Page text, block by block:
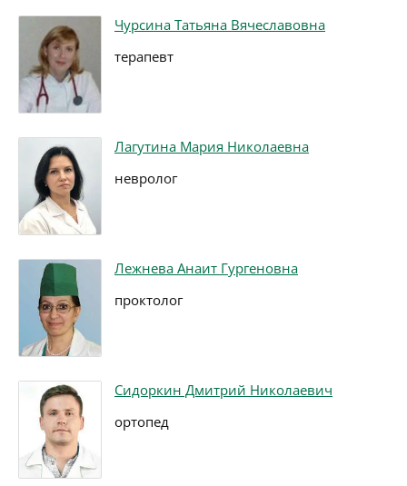
Чурсина Татьяна Вячеславовна
терапевт
Лагутина Мария Николаевна
невролог
Лежнева Анаит Гургеновна
проктолог
Сидоркин Дмитрий Николаевич
ортопед